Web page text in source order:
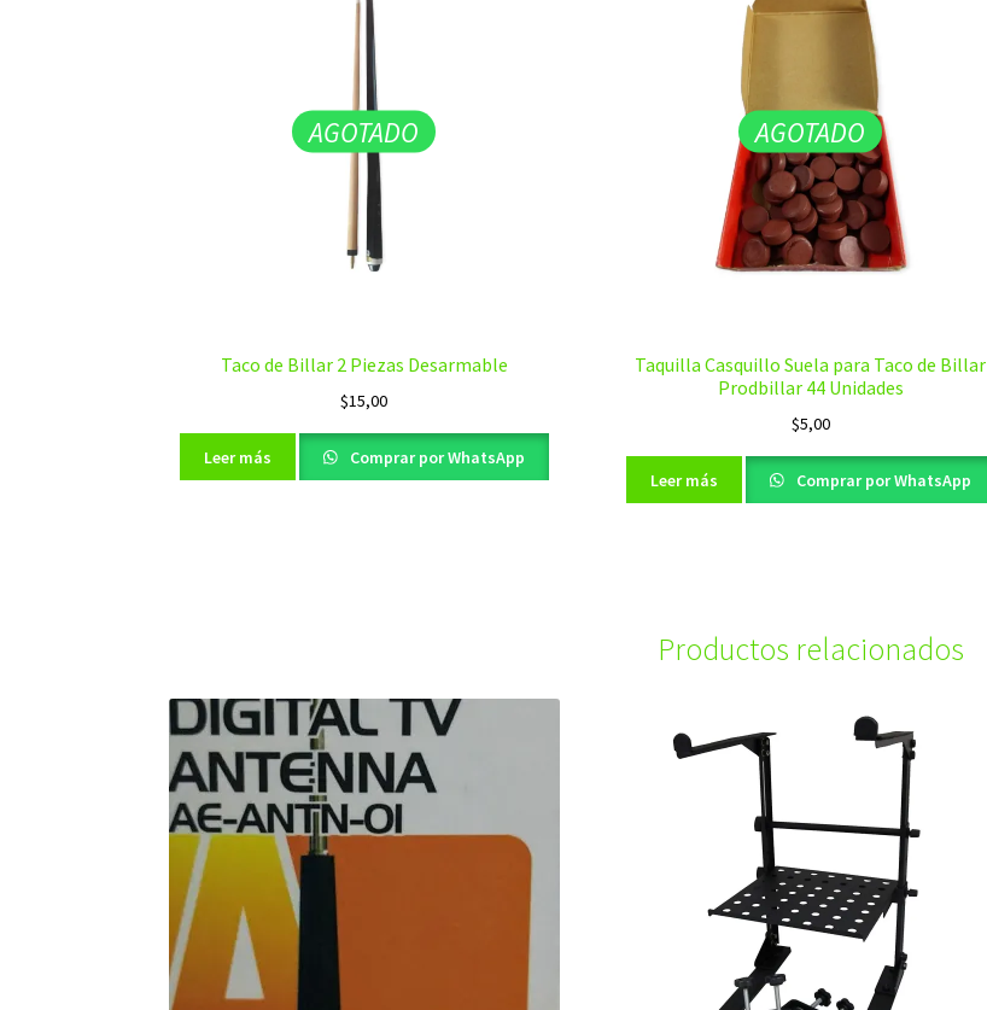
AGOTADO
Taco de Billar 2 Piezas Desarmable
$15,00
Leer más Comprar por WhatsApp
AGOTADO
Taquilla Casquillo Suela para Taco de Billar
Prodbillar 44 Unidades
$5,00
Leer más Comprar por WhatsApp
Productos relacionados